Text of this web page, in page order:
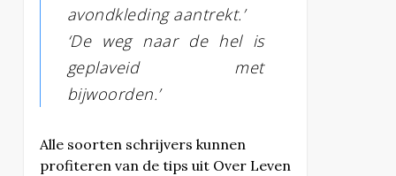
avondkleding aantrekt.’
‘De weg naar de hel is
geplaveid met
bijwoorden.’
Alle soorten schrijvers kunnen
profiteren van de tips uit Over Leven